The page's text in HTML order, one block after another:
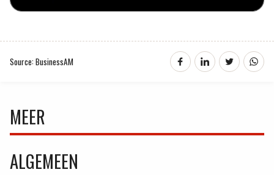
Source: BusinessAM
MEER
ALGEMEEN